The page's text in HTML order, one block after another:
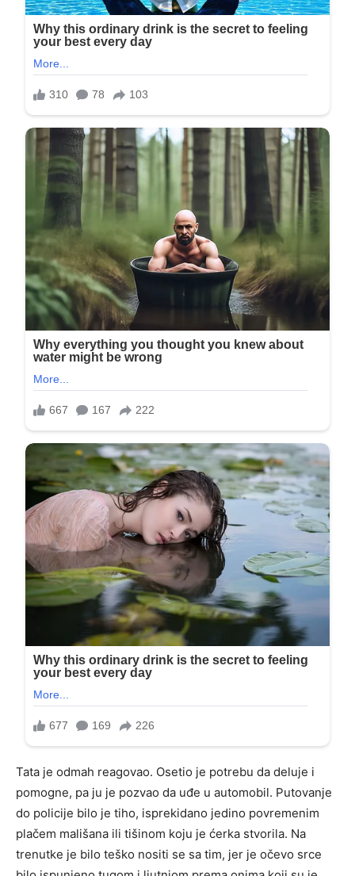
Tata je odmah reagovao. Osetio je potrebu da deluje i
pomogne, pa ju je pozvao da uđe u automobil. Putovanje
do policije bilo je tiho, isprekidano jedino povremenim
plačem mališana ili tišinom koju je ćerka stvorila. Na
trenutke je bilo teško nositi se sa tim, jer je očevo srce